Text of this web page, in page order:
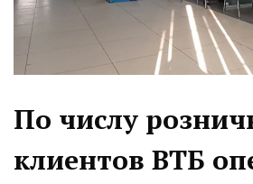
По числу
клиентов ВТБ